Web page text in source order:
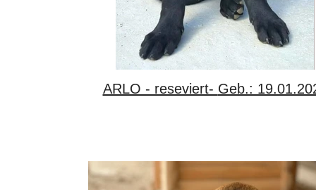
ARLO - reseviert- Geb.: